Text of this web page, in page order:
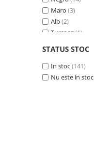
48(18)
50(1)
Universala
Maro (3)
Alb(2)
Turcoaz (1)
Roz(11)
Bej(6)
Galben(1)
STATUS STOC
In stoc(141)
Nu este in stoc